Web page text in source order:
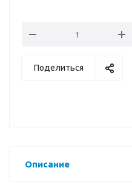
Поделиться
Описание